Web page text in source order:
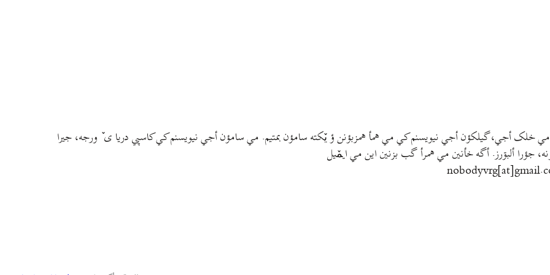
مي خلک أجي، گيلکؤن أجي نيويسنم کي مي همأ همزبؤنن ؤ يٚکته سامؤن بمتيم. مي سامؤن أجي نيويسنم کي کاسپي دريا ی ٚ ورجه، جيرا
جؤرا ألبۊرز. أگه خأنين مي همرأ گب بزنين اين مي ايمٚیل‌